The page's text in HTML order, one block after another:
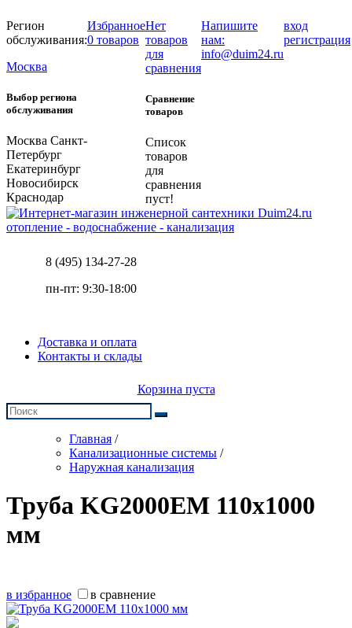
Регион
обслуживания:
Москва
Выбор региона
обслуживания
Москва Санкт-
Петербург
Екатеринбург
Новосибирск
Краснодар
Избранное
0 товаров
Нет
товаров
для
сравнения
Сравнение
товаров
Список
товаров
для
сравнения
пуст!
Напишите
нам:
info@duim24.ru
вход
регистрация
отопление - водоснабжение - канализация
8 (495) 134-27-28
пн-пт: 9:30-18:00
Доставка и оплата
Контакты и склады
Корзина пуста
Главная /
Канализационные системы /
Наружная канализация
Труба KG2000EM 110х1000
мм
в избранное в сравнение